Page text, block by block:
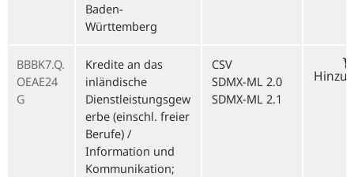
Baden-
Württemberg
BBBK7.Q.
OEAE24
G
Kredite an das
inländische
Dienstleistungsgew
erbe (einschl. freier
Berufe) /
Information und
Kommunikation;
CSV
SDMX-ML 2.0
SDMX-ML 2.1